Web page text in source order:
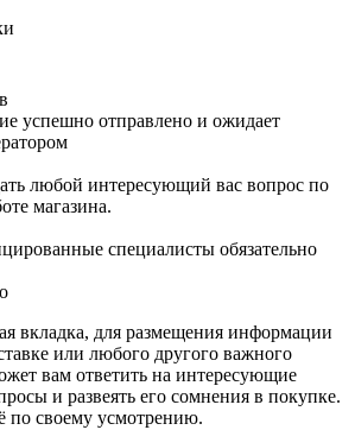
успешно отправлено и ожидает
любой интересующий вас вопрос по
магазина.
специалисты обязательно
вкладка, для размещения информации
или любого другого важного
вам ответить на интересующие
и развеять его сомнения в покупке.
по своему усмотрению.